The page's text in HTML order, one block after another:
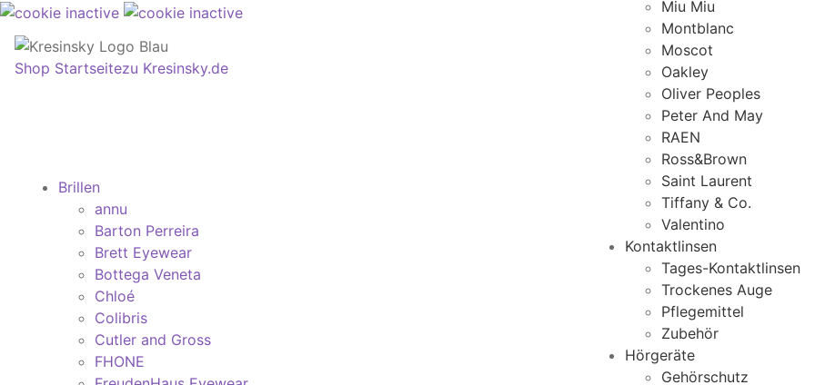
Shop Startseitezu Kresinsky.de
Miu Miu
Montblanc
Moscot
Oakley
Oliver Peoples
Peter And May
RAEN
Ross&Brown
Saint Laurent
Tiffany & Co.
Valentino
Kontaktlinsen
Tages-Kontaktlinsen
Trockenes Auge
Pflegemittel
Zubehör
Hörgeräte
Gehörschutz
Brillen
annu
Barton Perreira
Brett Eyewear
Bottega Veneta
Chloé
Colibris
Cutler and Gross
FHONE